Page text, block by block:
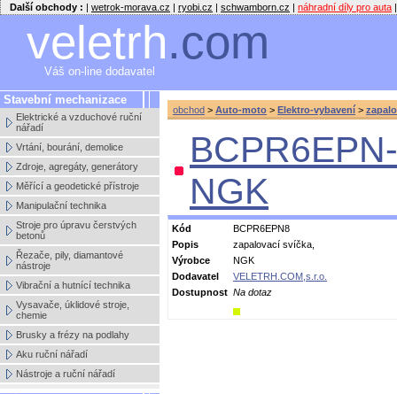
Další obchody : | wetrok-morava.cz | ryobi.cz | schwamborn.cz | náhradní díly pro auta |
veletrh.com
Váš on-line dodavatel
Stavební mechanizace
Elektrické a vzduchové ruční
nářadí
Vrtání, bourání, demolice
Zdroje, agregáty, generátory
Měřící a geodetické přístroje
Manipulační technika
Stroje pro úpravu čerstvých
betonů
Řezače, pily, diamantové
nástroje
Vibrační a hutnící technika
Vysavače, úklidové stroje,
chemie
Brusky a frézy na podlahy
Aku ruční nářadí
Nástroje a ruční nářadí
obchod > Auto-moto > Elektro-vybavení >
NGK
Kód
BCPR6EPN8
Popis
zapalovací svíčka,
Výrobce
NGK
Dodavatel
VELETRH.COM,s.r.o.
Dostupnost Na dotaz